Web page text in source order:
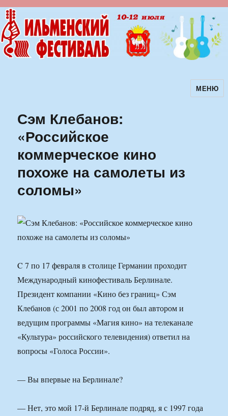
Ильменский фестиваль авторскойМЕНЮ
Сэм Клебанов:
«Российское
коммерческое кино
похоже на самолеты из
соломы»
C 7 по 17 февраля в столице Германии проходит
Международный кинофестиваль Берлинале.
Президент компании «Кино без границ» Сэм
Клебанов (с 2001 по 2008 год он был автором и
ведущим программы «Магия кино» на телеканале
«Культура» российского телевидения) ответил на
вопросы «Голоса России».
— Вы впервые на Берлинале?
— Нет, это мой 17-й Берлинале подряд, я с 1997 года